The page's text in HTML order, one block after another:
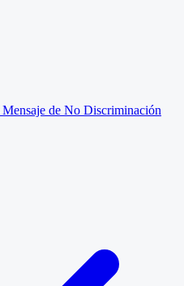
Mensaje de No Discriminación